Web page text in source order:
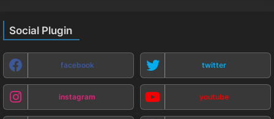
Social Plugin
facebook twitter
instagram youtube